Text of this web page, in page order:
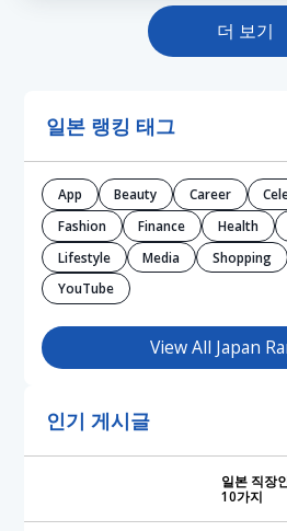
더 보기
일본 랭킹 태그
App Beauty Career
Fashion
Finance Health
Lifestyle
Media Shopping
YouTube
View All Japan
인기 게시글
일본 직장
10가지